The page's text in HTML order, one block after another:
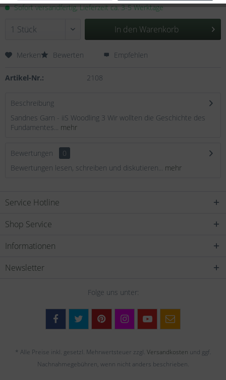
Sofort versandfertig, Lieferzeit ca. 3-5 Werktage
In den Warenkorb
Merken Bewerten Empfehlen
Artikel-Nr.: 2108
Beschreibung
Sandnes Garn - iiS Woodling 3 Wir wollten die Geschichte des
Fundamentes... mehr
Bewertungen
0
Bewertungen lesen, schreiben und diskutieren... mehr
Service Hotline
Shop Service
Informationen
Newsletter
Folge uns unter:
* Alle Preise inkl. gesetzl. Mehrwertsteuer zzgl. Versandkosten und ggf.
Nachnahmegebühren, wenn nicht anders beschrieben.